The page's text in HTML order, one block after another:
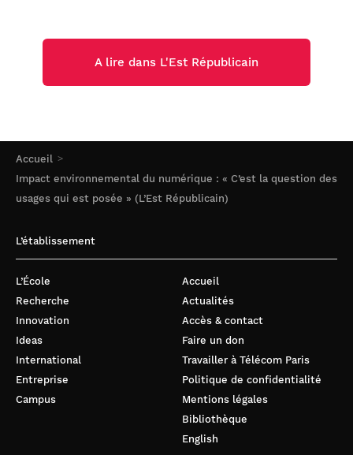
Accueil
Impact environnemental du numérique : « C’est la question des
usages qui est posée » (L’Est Républicain)
A lire dans L'Est Républicain
L’établissement
L’École
Recherche
Innovation
Ideas
International
Entreprise
Campus
Accueil
Actualités
Accès & contact
Faire un don
Travailler à Télécom Paris
Politique de confidentialité
Mentions légales
Bibliothèque
English